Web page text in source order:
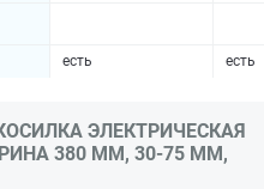
есть есть
ЭЛЕКТРИЧЕСКАЯ
380 ММ, 30-75 ММ,